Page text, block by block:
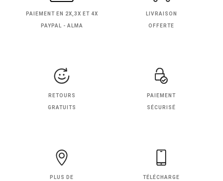
PAIEMENT EN 2X,3X ET 4X
PAYPAL - ALMA
LIVRAISON
OFFERTE
RETOURS
GRATUITS
PAIEMENT
SÉCURISÉ
PLUS DE TÉLÉCHARGE